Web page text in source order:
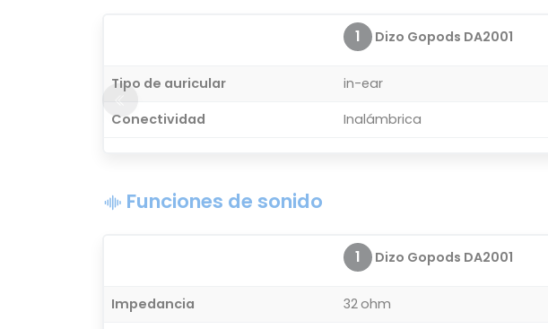
1 Dizo Gopods DA2001
Tipo de auricular in-ear
Conectividad
Inalámbrica
Funciones de sonido
1 Dizo Gopods DA2001
Impedancia 32 ohm